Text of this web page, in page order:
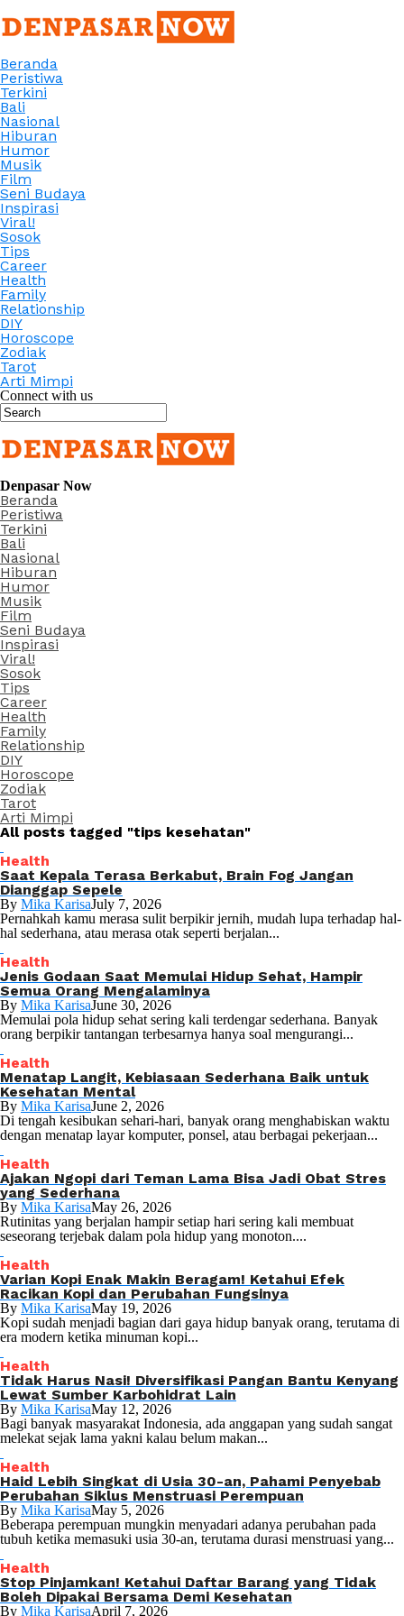
Beranda
Peristiwa
Terkini
Bali
Nasional
Hiburan
Humor
Musik
Film
Seni Budaya
Inspirasi
Viral!
Sosok
Tips
Career
Health
Family
Relationship
DIY
Horoscope
Zodiak
Tarot
Arti Mimpi
Connect with us
Denpasar Now
Beranda
Peristiwa
Terkini
Bali
Nasional
Hiburan
Humor
Musik
Film
Seni Budaya
Inspirasi
Viral!
Sosok
Tips
Career
Health
Family
Relationship
DIY
Horoscope
Zodiak
Tarot
Arti Mimpi
All posts tagged "tips kesehatan"
Health
Saat Kepala Terasa Berkabut, Brain Fog Jangan
Dianggap Sepele
By Mika KarisaJuly 7, 2026
Pernahkah kamu merasa sulit berpikir jernih, mudah lupa terhadap hal-
hal sederhana, atau merasa otak seperti berjalan...
Health
Jenis Godaan Saat Memulai Hidup Sehat, Hampir
Semua Orang Mengalaminya
By Mika KarisaJune 30, 2026
Memulai pola hidup sehat sering kali terdengar sederhana. Banyak
orang berpikir tantangan terbesarnya hanya soal mengurangi...
Health
Menatap Langit, Kebiasaan Sederhana Baik untuk
Kesehatan Mental
By Mika KarisaJune 2, 2026
Di tengah kesibukan sehari-hari, banyak orang menghabiskan waktu
dengan menatap layar komputer, ponsel, atau berbagai pekerjaan...
Health
Ajakan Ngopi dari Teman Lama Bisa Jadi Obat Stres
yang Sederhana
By Mika KarisaMay 26, 2026
Rutinitas yang berjalan hampir setiap hari sering kali membuat
seseorang terjebak dalam pola hidup yang monoton....
Health
Varian Kopi Enak Makin Beragam! Ketahui Efek
Racikan Kopi dan Perubahan Fungsinya
By Mika KarisaMay 19, 2026
Kopi sudah menjadi bagian dari gaya hidup banyak orang, terutama di
era modern ketika minuman kopi...
Health
Tidak Harus Nasi! Diversifikasi Pangan Bantu Kenyang
Lewat Sumber Karbohidrat Lain
By Mika KarisaMay 12, 2026
Bagi banyak masyarakat Indonesia, ada anggapan yang sudah sangat
melekat sejak lama yakni kalau belum makan...
Health
Haid Lebih Singkat di Usia 30-an, Pahami Penyebab
Perubahan Siklus Menstruasi Perempuan
By Mika KarisaMay 5, 2026
Beberapa perempuan mungkin menyadari adanya perubahan pada
tubuh ketika memasuki usia 30-an, terutama durasi menstruasi yang...
Health
Stop Pinjamkan! Ketahui Daftar Barang yang Tidak
Boleh Dipakai Bersama Demi Kesehatan
By Mika KarisaApril 7, 2026